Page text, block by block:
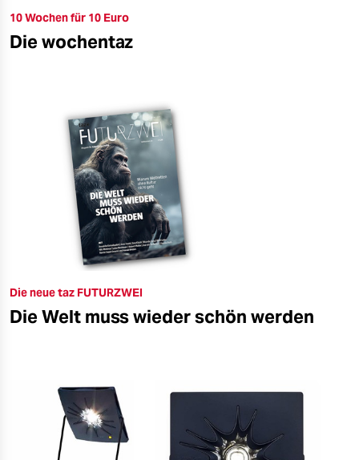
10 Wochen für 10 Euro
Die wochentaz
Die neue taz FUTURZWEI
Die Welt muss wieder schön werden